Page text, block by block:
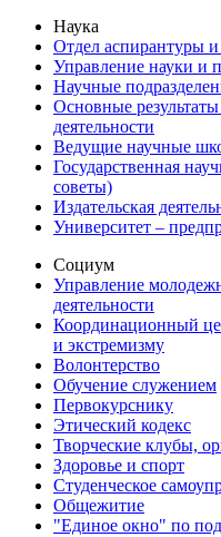
Наука
Отдел аспирантуры
Управление науки и
Научные
Основные
деятельности
Ведущие научные
Государственная
советы)
Издательская
Университет –
Социум
Управление
деятельности
Координационный
и экстремизму
Волонтерство
Обучение служением
Первокурснику
Этический кодекс
Творческие клубы,
Здоровье и спорт
Студенческое
Общежитие
"Единое окно" по